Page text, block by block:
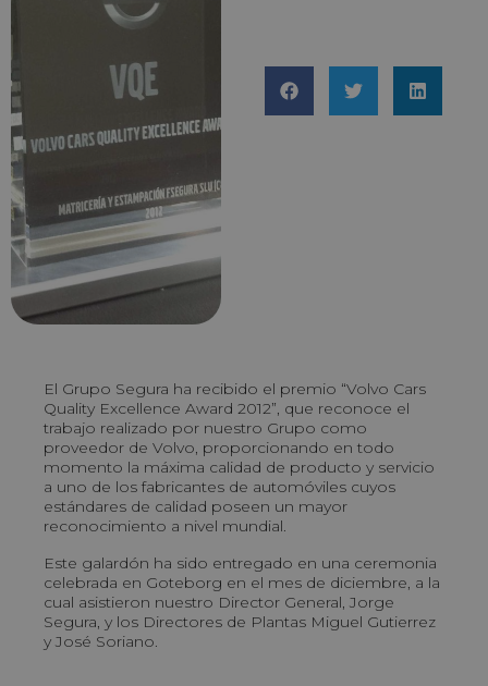
El Grupo Segura ha recibido el premio “Volvo Cars
Quality Excellence Award 2012”, que reconoce el
trabajo realizado por nuestro Grupo como
proveedor de Volvo, proporcionando en todo
momento la máxima calidad de producto y servicio
a uno de los fabricantes de automóviles cuyos
estándares de calidad poseen un mayor
reconocimiento a nivel mundial.
Este galardón ha sido entregado en una ceremonia
celebrada en Goteborg en el mes de diciembre, a la
cual asistieron nuestro Director General, Jorge
Segura, y los Directores de Plantas Miguel Gutierrez
y José Soriano.